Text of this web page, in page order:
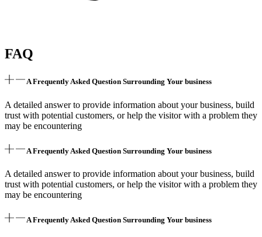
FAQ
A Frequently Asked Question Surrounding Your business
A detailed answer to provide information about your business, build
trust with potential customers, or help the visitor with a problem they
may be encountering
A Frequently Asked Question Surrounding Your business
A detailed answer to provide information about your business, build
trust with potential customers, or help the visitor with a problem they
may be encountering
A Frequently Asked Question Surrounding Your business